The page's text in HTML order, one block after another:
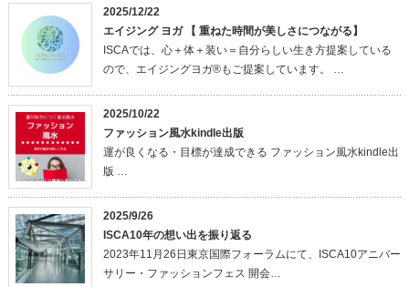
2025/12/22
エイジング ヨガ 【 重ねた時間が美しさにつながる】
ISCAでは、心＋体＋装い＝自分らしい生き方提案している
ので、エイジングヨガ®もご提案しています。 …
2025/10/22
ファッション風水kindle出版
運が良くなる・目標が達成できる ファッション風水kindle出
版 …
2025/9/26
ISCA10年の想い出を振り返る
2023年11月26日東京国際フォーラムにて、ISCA10アニバー
サリー・ファッションフェス 開会…